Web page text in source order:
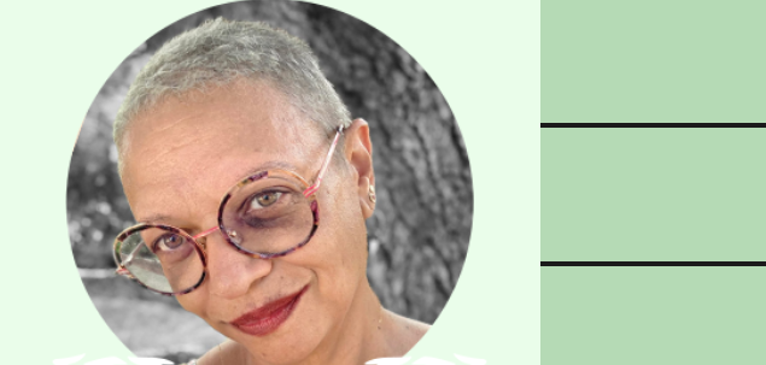
Navigation
l’article
PUBLIÉ DANS
Orizon Adventure